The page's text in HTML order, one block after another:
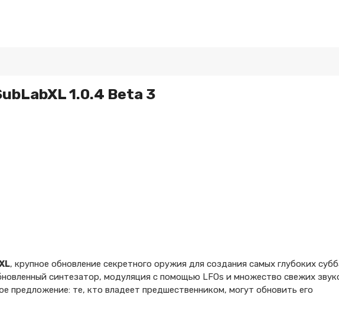
1.0.4 Beta 3
, крупное обновление секретного оружия для создания самых глубоких
синтезатор, модуляция с помощью LFOs и множество свежих
предложение: те, кто владеет предшественником, могут обновить его